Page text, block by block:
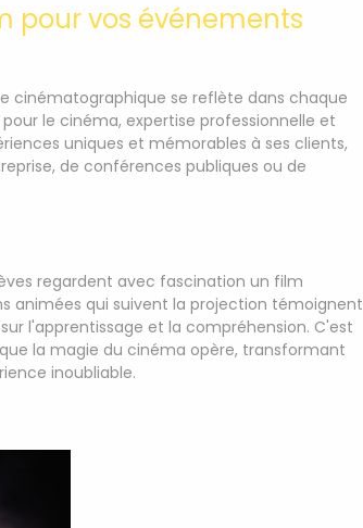
pour vos événements
cinématographique se reflète dans chaque
le cinéma, expertise professionnelle et
uniques et mémorables à ses clients,
de conférences publiques ou de
regardent avec fascination un film
animées qui suivent la projection témoignent
l'apprentissage et la compréhension. C'est
la magie du cinéma opère, transformant
inoubliable.